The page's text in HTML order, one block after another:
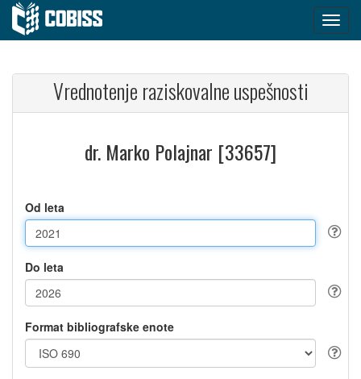
Vrednotenje raziskovalne uspešnosti
dr. Marko Polajnar [33657]
Od leta
Do leta
Format bibliografske enote